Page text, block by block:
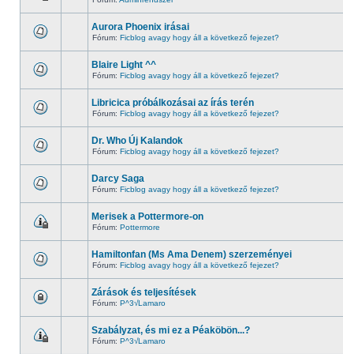
Aurora Phoenix irásai
Fórum: Ficblog avagy hogy áll a következő fejezet?
Blaire Light ^^
Fórum: Ficblog avagy hogy áll a következő fejezet?
Libricica próbálkozásai az írás terén
Fórum: Ficblog avagy hogy áll a következő fejezet?
Dr. Who Új Kalandok
Fórum: Ficblog avagy hogy áll a következő fejezet?
Darcy Saga
Fórum: Ficblog avagy hogy áll a következő fejezet?
Merisek a Pottermore-on
Fórum: Pottermore
Hamiltonfan (Ms Ama Denem) szerzeményei
Fórum: Ficblog avagy hogy áll a következő fejezet?
Zárások és teljesítések
Fórum: P^3√Lamaro
Szabályzat, és mi ez a Péaköbön...?
Fórum: P^3√Lamaro